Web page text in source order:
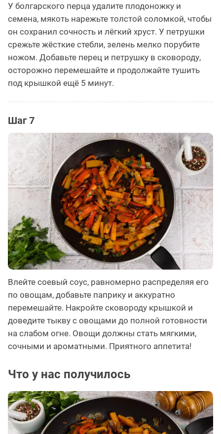
У болгарского перца удалите плодоножку и
семена, мякоть нарежьте толстой соломкой, чтобы
он сохранил сочность и лёгкий хруст. У петрушки
срежьте жёсткие стебли, зелень мелко порубите
ножом. Добавьте перец и петрушку в сковороду,
осторожно перемешайте и продолжайте тушить
под крышкой ещё 5 минут.
Шаг 7
Влейте соевый соус, равномерно распределяя его
по овощам, добавьте паприку и аккуратно
перемешайте. Накройте сковороду крышкой и
доведите тыкву с овощами до полной готовности
на слабом огне. Овощи должны стать мягкими,
сочными и ароматными. Приятного аппетита!
Что у нас получилось